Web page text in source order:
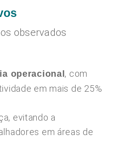
observados
operacional , com
em mais de 25%
evitando a
em áreas de